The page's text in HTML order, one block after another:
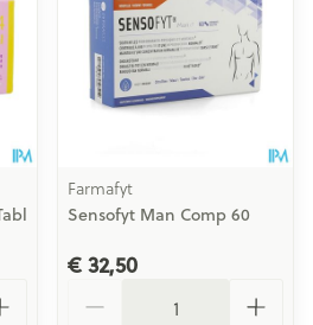
Farmafyt
Sensofyt Man Comp 60
€ 32,50